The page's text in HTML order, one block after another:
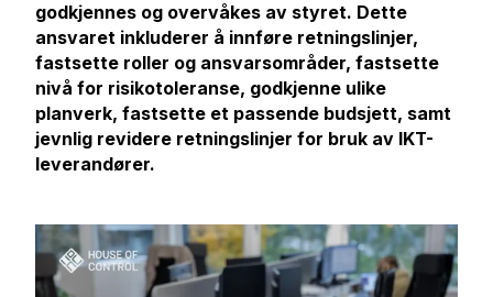
godkjennes og overvåkes av styret. Dette
ansvaret inkluderer å innføre retningslinjer,
fastsette roller og ansvarsområder, fastsette
nivå for risikotoleranse, godkjenne ulike
planverk, fastsette et passende budsjett, samt
jevnlig revidere retningslinjer for bruk av IKT-
leverandører.